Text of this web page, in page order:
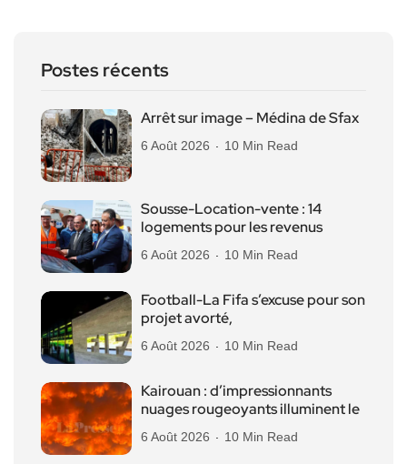
Postes récents
Arrêt sur image – Médina de Sfax
6 Août 2026 10 Min Read
Sousse-Location-vente : 14
logements pour les revenus
6 Août 2026 10 Min Read
Football-La Fifa s’excuse pour son
projet avorté,
6 Août 2026 10 Min Read
Kairouan : d’impressionnants
nuages rougeoyants illuminent le
6 Août 2026 10 Min Read